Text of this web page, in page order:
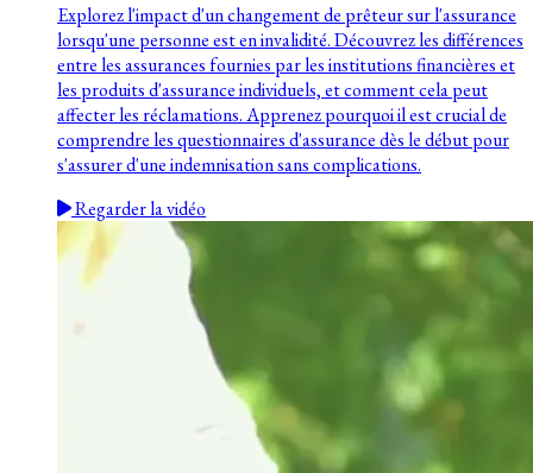
Explorez l'impact d'un changement de prêteur sur l'assurance
lorsqu'une personne est en invalidité. Découvrez les différences
entre les assurances fournies par les institutions financières et
les produits d'assurance individuels, et comment cela peut
affecter les réclamations. Apprenez pourquoi il est crucial de
comprendre les questionnaires d'assurance dès le début pour
s'assurer d'une indemnisation sans complications.
Regarder la vidéo